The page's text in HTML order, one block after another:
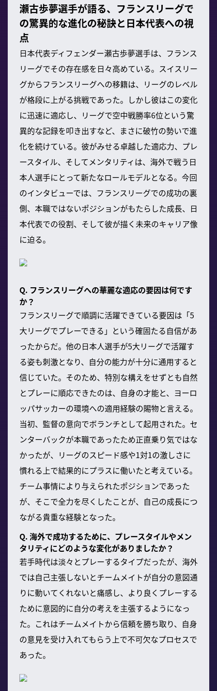
瀬古歩夢選手が語る、フランスリーグで
の驚異的な進化の秘訣と日本代表への視
点
日本代表ディフェンダー瀬古歩夢選手は、フランス
リーグでその存在感を日々高めている。スイスリー
グからフランスリーグへの移籍は、リーグのレベル
が格段に上がる挑戦であった。しかし彼はこの変化
に迅速に適応し、リーグで空中戦勝率6位という驚
異的な記録を叩き出すなど、まさに破竹の勢いで進
化を続けている。彼がみせる卓越した適応力、プレ
ースタイル、そしてメンタリティは、海外で戦う日
本人選手にとって新たなロールモデルとなる。今回
のインタビューでは、フランスリーグでの成功の裏
側、本職ではないポジションがもたらした成長、日
本代表での役割、そして彼が描く未来のキャリア像
に迫る。
Q. フランスリーグへの華麗な適応の要因は何です
か？
フランスリーグで順調に活躍できている要因は「5
大リーグでプレーできる」という確固たる自信があ
ったからだ。他の日本人選手が5大リーグで活躍す
る姿も刺激となり、自分の能力が十分に通用すると
信じていた。そのため、特別な構えをせずとも自然
とプレーに順応できたのは、自身の才能と、ヨーロ
ッパサッカーの環境への適用経験の賜物と言える。
当初、監督の意向でボランチとして起用された。セ
ンターバックが本職であったため正直乗り気ではな
かったが、リーグのスピード感や1対1の激しさに
慣れる上で結果的にプラスに働いたと考えている。
チーム事情により与えられたポジションであった
が、そこで全力を尽くしたことが、自己の成長につ
ながる貴重な経験となった。
Q. 海外で成功するために、プレースタイルやメン
タリティにどのような変化がありましたか？
若手時代は淡々とプレーするタイプだったが、海外
では自己主張しないとチームメイトが自分の意図通
りに動いてくれないと痛感し、より良くプレーする
ために意図的に自分の考えを主張するようになっ
た。これはチームメイトから信頼を勝ち取り、自身
の意見を受け入れてもらう上で不可欠なプロセスで
あった。